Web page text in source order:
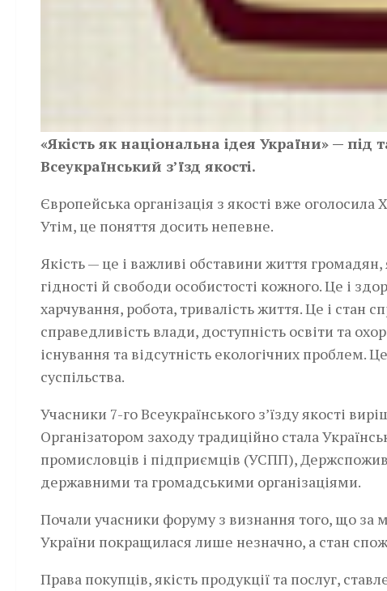
«Якість як національна ідея України» —
Всеукраїнський з’їзд якості.
Європейська організація з якості вже оголосила
Утім, це поняття досить непевне.
Якість — це і важливі обставини життя громадян,
гідності й свободи особистості кожного. Це і
харчування, робота, тривалість життя. Це і стан
справедливість влади, доступність освіти та
існування та відсутність екологічних проблем.
суспільства.
Учасники 7-го Всеукраїнського з’їзду якості
Організатором заходу традиційно стала
промисловців і підприємців (УСПП),
державними та громадськими організаціями.
Почали учасники форуму з визнання того, що за
України покращилася лише незначно, а стан
Права покупців, якість продукції та послуг,